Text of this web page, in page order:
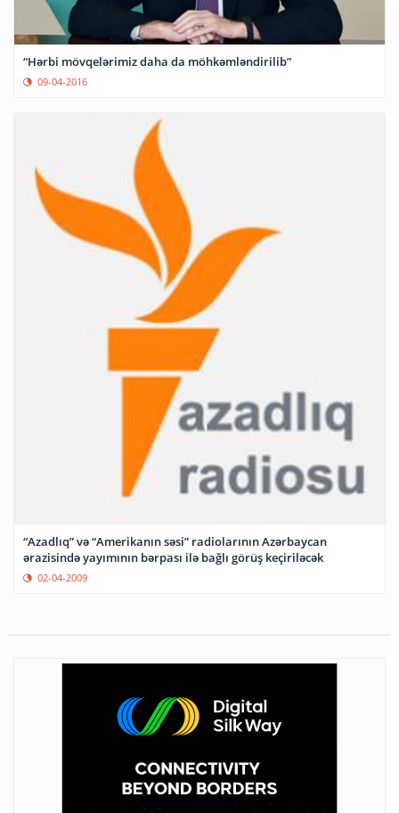
“Hərbi mövqelərimiz daha da möhkəmləndirilib”
09-04-2016
“Azadlıq” və “Amerikanın səsi” radiolarının Azərbaycan
ərazisində yayımının bərpası ilə bağlı görüş keçiriləcək
02-04-2009